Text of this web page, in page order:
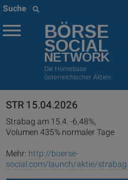
Suche
BÖRSE
SOCIAL
NETWORK
Die Homebase
österreichischer Aktien
STR 15.04.2026
Strabag am 15.4. -6,48%,
Volumen 435% normaler Tage
Mehr: http://boerse-
social.com/launch/aktie/strabag